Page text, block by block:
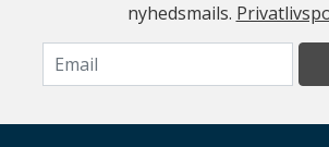
nyhedsmails.